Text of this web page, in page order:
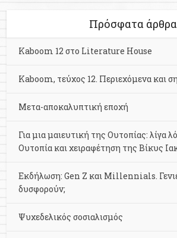
Πρόσφατα άρθρα
Kaboom 12 στο Literature House
Kaboom, τεύχος 12. Περιεχόμενα και
Μετα-αποκαλυπτική εποχή
Για μια μαιευτική της Ουτοπίας: λίγα
Ουτοπία και χειραφέτηση της Βίκυς
Εκδήλωση: Gen Z και Millennials.
δυσφορούν;
Ψυχεδελικός σοσιαλισμός